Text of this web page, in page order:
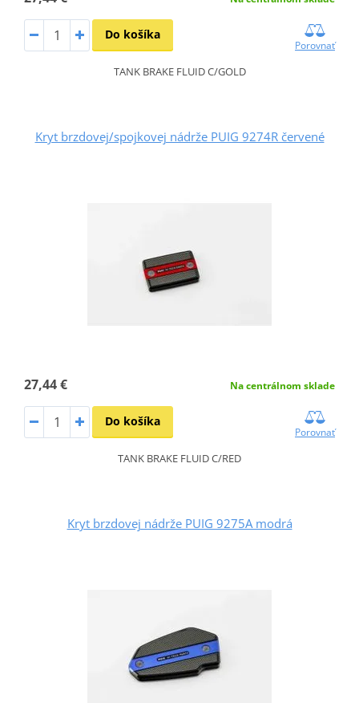
Do košíka
Porovnať
TANK BRAKE FLUID C/GOLD
Kryt brzdovej/spojkovej nádrže PUIG 9274R červené
27,44 € Na centrálnom sklade
Do košíka
Porovnať
TANK BRAKE FLUID C/RED
Kryt brzdovej nádrže PUIG 9275A modrá